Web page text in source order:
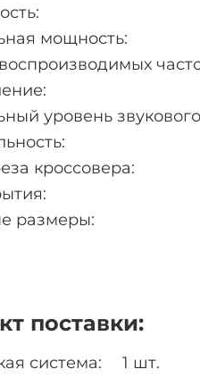
мощность:
уровень
кроссовера:
размеры:
поставки:
система:
1 шт.